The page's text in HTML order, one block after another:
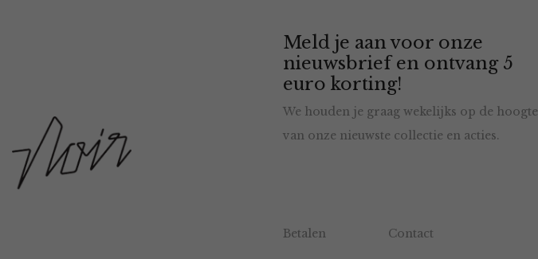
Meld je aan voor onze
nieuwsbrief en ontvang 5
euro korting!
We houden je graag wekelijks op de hoogte
van onze nieuwste collectie en acties.
Betalen Contact